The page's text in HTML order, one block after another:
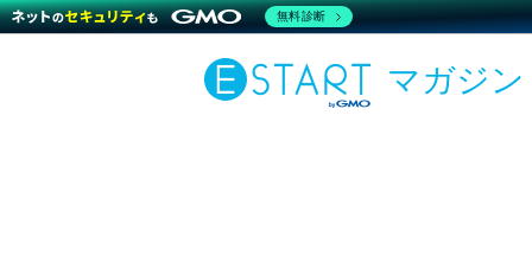
マガジン
無料診断